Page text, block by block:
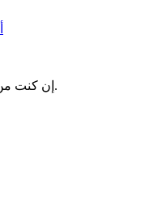
إن كنت من صورها أو تعرف شخصيا من صورها رجاء راسلني.